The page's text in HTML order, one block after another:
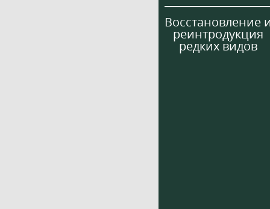
Восстановление
реинтродукция
редких видов